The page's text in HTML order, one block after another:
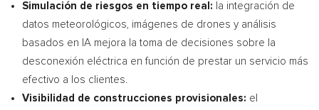
Simulación de riesgos en tiempo real: la integración de
datos meteorológicos, imágenes de drones y análisis
basados en IA mejora la toma de decisiones sobre la
desconexión eléctrica en función de prestar un servicio más
efectivo a los clientes.
Visibilidad de construcciones provisionales: el